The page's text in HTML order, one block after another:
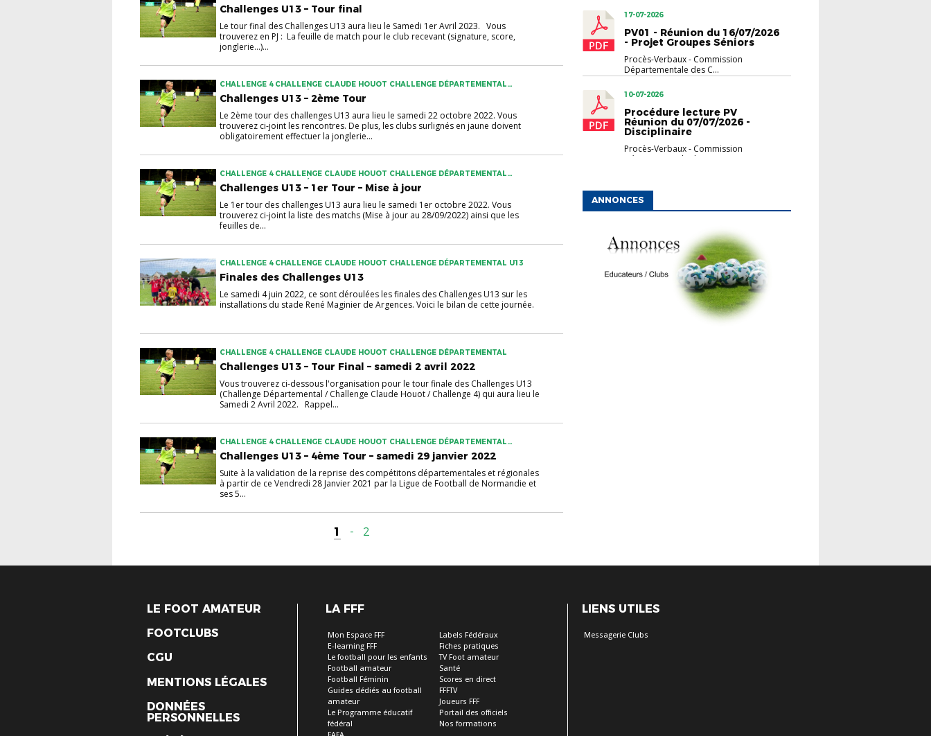
Challenges U13 – Tour final
Le tour final des Challenges U13 aura lieu le Samedi 1er Avril 2023. Vous
trouverez en PJ : La feuille de match pour le club recevant (signature, score,
jonglerie...)...
CHALLENGE 4 CHALLENGE CLAUDE HOUOT CHALLENGE DÉPARTEMENTAL
CHALLENGE HENRI GUÉRIN U13
Challenges U13 – 2ème Tour
Le 2ème tour des challenges U13 aura lieu le samedi 22 octobre 2022. Vous
trouverez ci-joint les rencontres. De plus, les clubs surlignés en jaune doivent
obligatoirement effectuer la jonglerie...
CHALLENGE 4 CHALLENGE CLAUDE HOUOT CHALLENGE DÉPARTEMENTAL
CHALLENGE HENRI GUÉRIN U13
Challenges U13 – 1er Tour – Mise à jour
Le 1er tour des challenges U13 aura lieu le samedi 1er octobre 2022. Vous
trouverez ci-joint la liste des matchs (Mise à jour au 28/09/2022) ainsi que les
feuilles de...
CHALLENGE 4 CHALLENGE CLAUDE HOUOT CHALLENGE DÉPARTEMENTAL U13
Finales des Challenges U13
Le samedi 4 juin 2022, ce sont déroulées les finales des Challenges U13 sur les
installations du stade René Maginier de Argences. Voici le bilan de cette journée.
CHALLENGE 4 CHALLENGE CLAUDE HOUOT CHALLENGE DÉPARTEMENTAL
Challenges U13 – Tour Final – samedi 2 avril 2022
Vous trouverez ci-dessous l'organisation pour le tour finale des Challenges U13
(Challenge Départemental / Challenge Claude Houot / Challenge 4) qui aura lieu le
Samedi 2 Avril 2022. Rappel...
CHALLENGE 4 CHALLENGE CLAUDE HOUOT CHALLENGE DÉPARTEMENTAL
FESTIVAL "PITCH" U13
Challenges U13 – 4ème Tour – samedi 29 janvier 2022
Suite à la validation de la reprise des compétitons départementales et régionales
à partir de ce Vendredi 28 Janvier 2021 par la Ligue de Football de Normandie et
ses 5...
1 - 2
17-07-2026
PV01 - Réunion du 16/07/2026
- Projet Groupes Séniors
Procès-Verbaux- Commission
Départementale des C...
10-07-2026
Procédure lecture PV
Réunion du 07/07/2026 -
Disciplinaire
Procès-Verbaux- Commission
Départementale d'App...
ANNONCES
LE FOOT AMATEUR
FOOTCLUBS
CGU
MENTIONS LÉGALES
DONNÉES
PERSONNELLES
LA FFF
Mon Espace FFF
E-learning FFF
Le football pour les enfants
Football amateur
Football Féminin
Guides dédiés au football
amateur
Le Programme éducatif
fédéral
Labels Fédéraux
Fiches pratiques
TV Foot amateur
Santé
Scores en direct
FFFTV
Joueurs FFF
Portail des officiels
Nos formations
LIENS UTILES
Messagerie Clubs